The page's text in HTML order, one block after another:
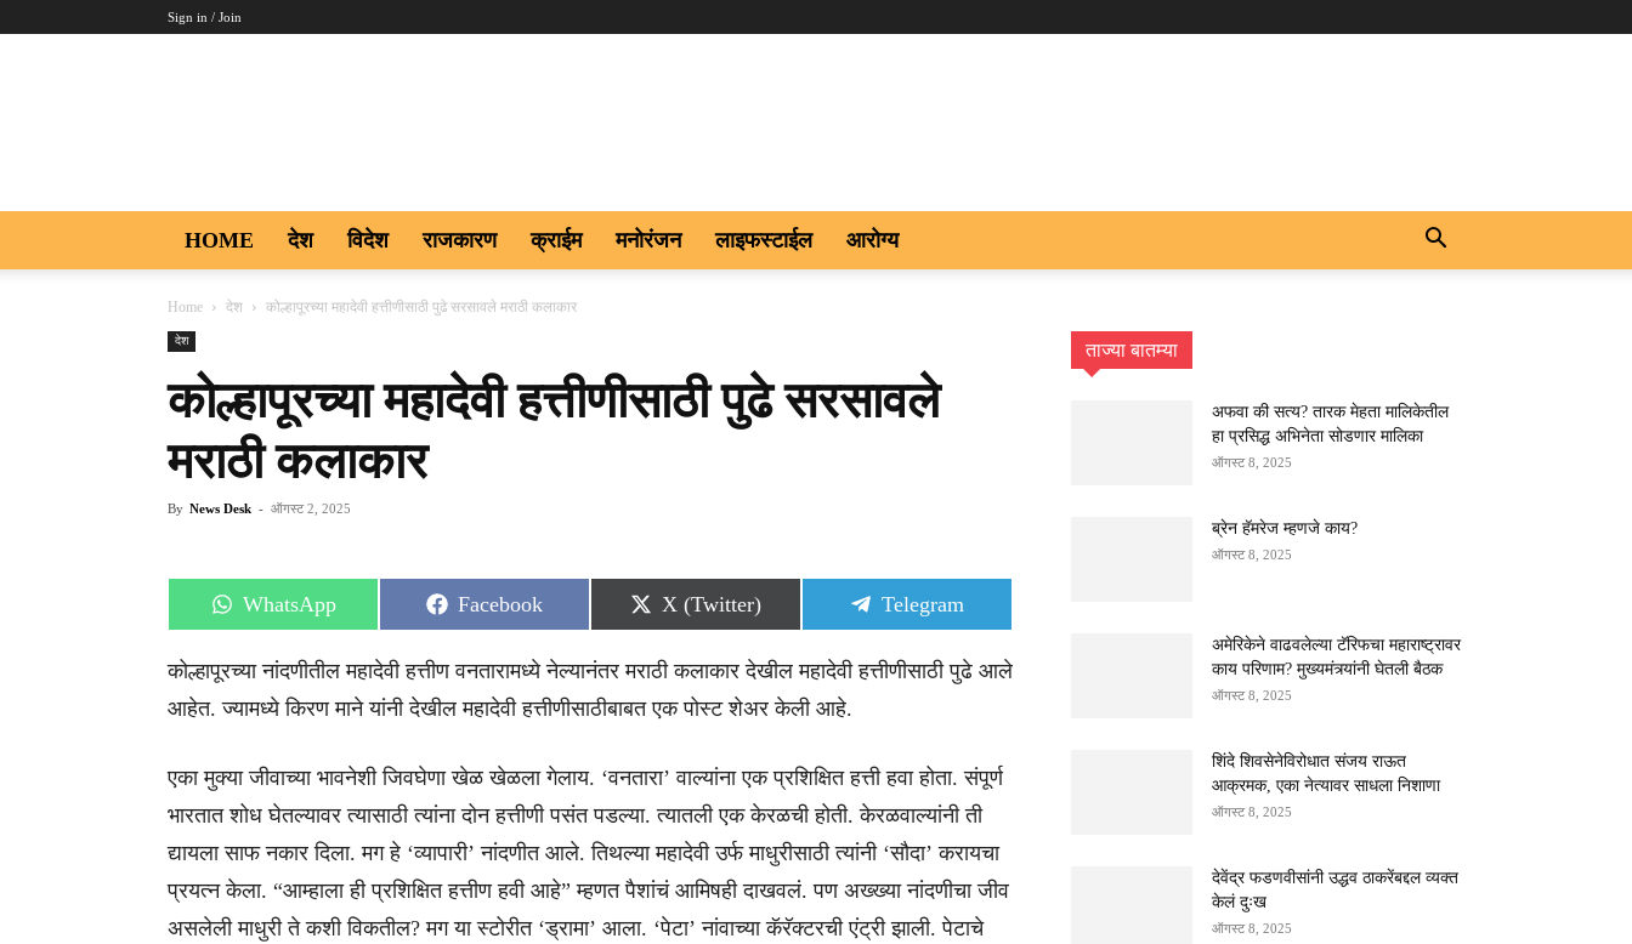
Sign in / Join
HOME देश विदेश राजकारण क्राईम मनोरंजन लाइफस्टाईल आरोग्य
Home देश कोल्हापूरच्या महादेवी हत्तीणीसाठी पुढे सरसावले मराठी कलाकार
देश
कोल्हापूरच्या महादेवी हत्तीणीसाठी पुढे सरसावले
मराठी कलाकार
By News Desk - ऑगस्ट 2, 2025
Share
on
WhatsApp
Share
on
Facebook
Share
on
X (Twitter)
Share
on
Telegram
कोल्हापूरच्या नांदणीतील महादेवी हत्तीण वनतारामध्ये नेल्यानंतर मराठी कलाकार देखील महादेवी हत्तीणीसाठी पुढे आले
आहेत. ज्यामध्ये किरण माने यांनी देखील महादेवी हत्तीणीसाठीबाबत एक पोस्ट शेअर केली आहे.
एका मुक्या जीवाच्या भावनेशी जिवघेणा खेळ खेळला गेलाय. ‘वनतारा’ वाल्यांना एक प्रशिक्षित हत्ती हवा होता. संपूर्ण
भारतात शोध घेतल्यावर त्यासाठी त्यांना दोन हत्तीणी पसंत पडल्या. त्यातली एक केरळची होती. केरळवाल्यांनी ती
द्यायला साफ नकार दिला. मग हे ‘व्यापारी’ नांदणीत आले. तिथल्या महादेवी उर्फ माधुरीसाठी त्यांनी ‘सौदा’ करायचा
प्रयत्न केला. “आम्हाला ही प्रशिक्षित हत्तीण हवी आहे” म्हणत पैशांचं आमिषही दाखवलं. पण अख्ख्या नांदणीचा जीव
असलेली माधुरी ते कशी विकतील? मग या स्टोरीत ‘ड्रामा’ आला. ‘पेटा’ नांवाच्या कॅरॅक्टरची एंट्री झाली. पेटाचे
ताज्या बातम्या
अफवा की सत्य? तारक मेहता मालिकेतील
हा प्रसिद्ध अभिनेता सोडणार मालिका
ऑगस्ट 8, 2025
ब्रेन हॅमरेज म्हणजे काय?
ऑगस्ट 8, 2025
अमेरिकेने वाढवलेल्या टॅरिफचा महाराष्ट्रावर
काय परिणाम? मुख्यमंत्र्यांनी घेतली बैठक
ऑगस्ट 8, 2025
शिंदे शिवसेनेविरोधात संजय राऊत
आक्रमक, एका नेत्यावर साधला निशाणा
ऑगस्ट 8, 2025
देवेंद्र फडणवीसांनी उद्धव ठाकरेंबद्दल व्यक्त
केलं दुःख
ऑगस्ट 8, 2025